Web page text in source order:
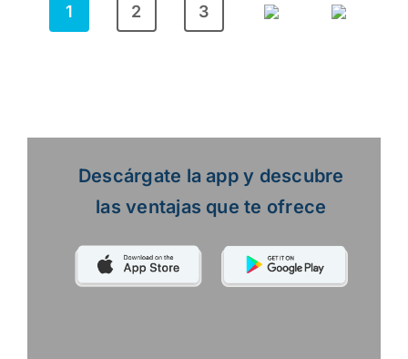
1 2 3
Descárgate la app y descubre
las ventajas que te ofrece